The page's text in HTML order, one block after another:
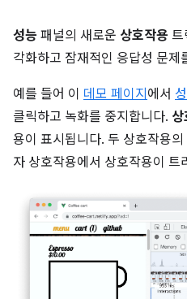
성능 패널의 새로운 상호작용 트
각화하고 잠재적인 응답성 문제
예를 들어 이 데모 페이지 에서
클릭하고 녹화를 중지합니다. 상
용이 표시됩니다. 두 상호작용
자 상호작용에서 상호작용이 트